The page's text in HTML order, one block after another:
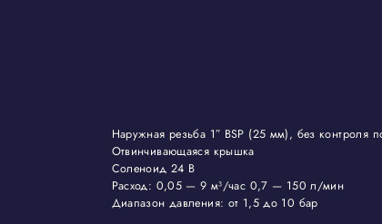
Наружная резьба 1″ BSP (25 мм), без контроля
Отвинчивающаяся крышка
Соленоид 24 В
Расход: 0,05 — 9 м³/час 0,7 — 150 л/мин
Диапазон давления: от 1,5 до 10 бар